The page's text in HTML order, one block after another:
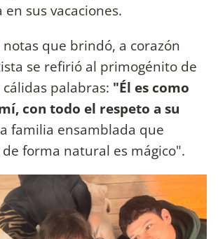
sus vacaciones.
notas que brindó, a corazón
se refirió al primogénito de
palabras: "Él es como
con todo el respeto a su
familia ensamblada que
forma natural es mágico".